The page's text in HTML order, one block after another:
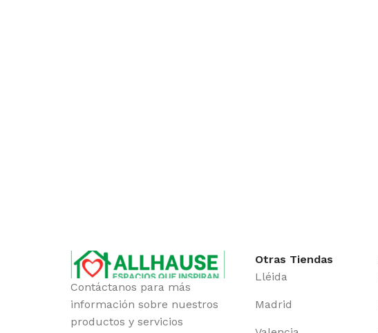
Contáctanos para más
información sobre nuestros
productos y servicios
Otras Tiendas
Lléida
Madrid